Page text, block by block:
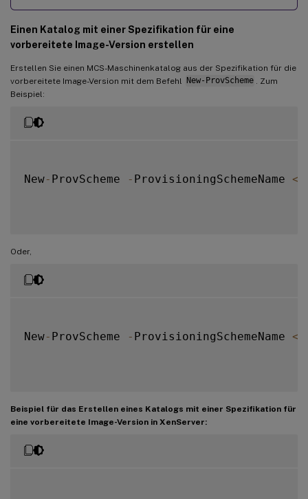
Einen Katalog mit einer Spezifikation für eine
vorbereitete Image-Version erstellen
Erstellen Sie einen MCS-Maschinenkatalog aus der Spezifikation für die
vorbereitete Image-Version mit dem Befehl
New-ProvScheme
. Zum
Beispiel:
New- ProvScheme - ProvisioningSchemeName <
Oder,
New- ProvScheme - ProvisioningSchemeName <
Beispiel für das Erstellen eines Katalogs mit einer Spezifikation für
eine vorbereitete Image-Version in XenServer: